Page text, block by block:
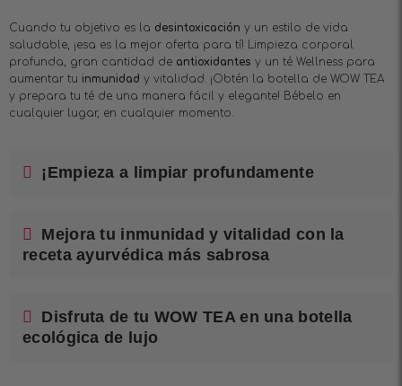
Cuando tu objetivo es la desintoxicación y un estilo de vida
saludable, ¡esa es la mejor oferta para tí! Limpieza corporal
profunda, gran cantidad de antioxidantes y un té Wellness para
aumentar tu inmunidad y vitalidad. ¡Obtén la botella de WOW TEA
y prepara tu té de una manera fácil y elegante! Bébelo en
cualquier lugar, en cualquier momento.
¡Empieza a limpiar profundamente
Mejora tu inmunidad y vitalidad con la
receta ayurvédica más sabrosa
Disfruta de tu WOW TEA en una botella
ecológica de lujo